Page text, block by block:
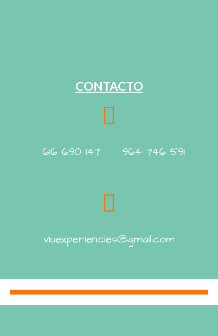
CONTACTO
616 690 147 964 746 591
viuexperiencies@gmail.com